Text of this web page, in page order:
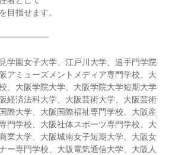
目指せます。
学園女子大学、江戸川大学、追手門学院
アミューズメントメディア専門学校、大
、大阪学院大学、大阪学院大学短期大学
経済法科大学、大阪芸術大学、大阪芸術
際大学、大阪国際福祉専門学校、大阪産
門学校、大阪社体スポーツ専門学校、大
業大学、大阪城南女子短期大学、大阪女
ー専門学校、大阪電気通信大学、大阪人